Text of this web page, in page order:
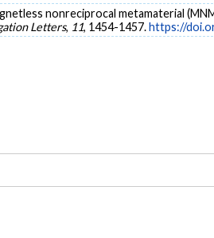
nonreciprocal metamaterial
Letters, 11, 1454-1457.https://